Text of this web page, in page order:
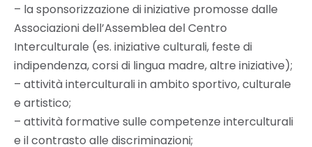
– la sponsorizzazione di iniziative promosse dalle
Associazioni dell’Assemblea del Centro
Interculturale (es. iniziative culturali, feste di
indipendenza, corsi di lingua madre, altre iniziative);
– attività interculturali in ambito sportivo, culturale
e artistico;
– attività formative sulle competenze interculturali
e il contrasto alle discriminazioni;